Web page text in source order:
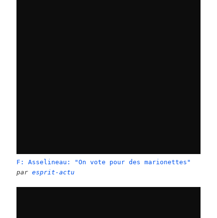
F: Asselineau: "On vote pour des marionettes"
paresprit-actu